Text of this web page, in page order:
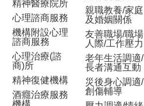
精神醫療院所
心理諮商服務
機構附設心理
諮商服務
心理治療(諮
商)所
精神復健機構
酒癮治療服務
親職教養/家庭
及婚姻關係
友善職場/職場
人際/工作壓力
老年生活調適/
長者溝通互動
災後身心調適/
創傷輔導